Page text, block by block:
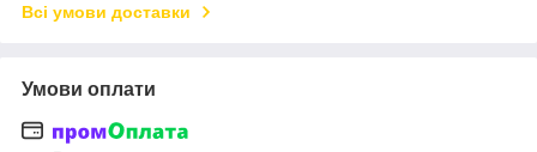
Всі умови доставки
Умови оплати